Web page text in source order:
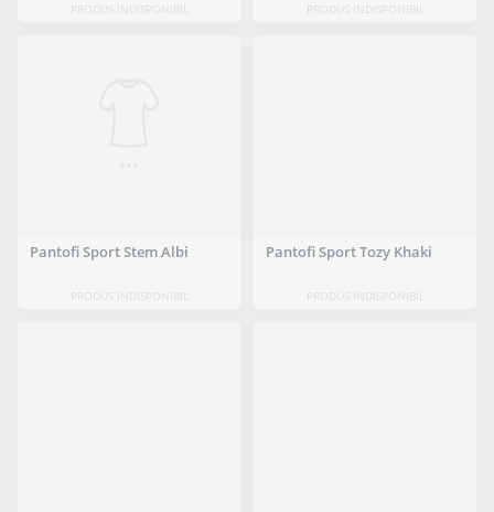
PRODUS INDISPONIBIL PRODUS INDISPONIBIL
Pantofi Sport Stem Albi
PRODUS INDISPONIBIL
Pantofi Sport Tozy Khaki
PRODUS INDISPONIBIL